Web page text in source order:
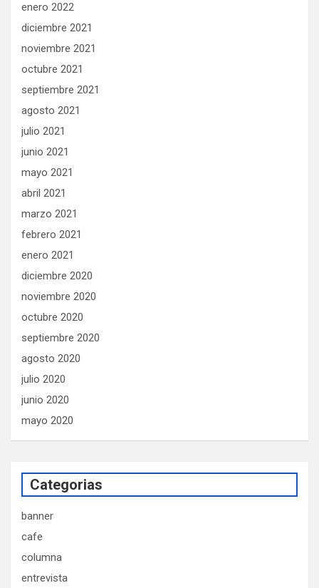
enero 2022
diciembre 2021
noviembre 2021
octubre 2021
septiembre 2021
agosto 2021
julio 2021
junio 2021
mayo 2021
abril 2021
marzo 2021
febrero 2021
enero 2021
diciembre 2020
noviembre 2020
octubre 2020
septiembre 2020
agosto 2020
julio 2020
junio 2020
mayo 2020
Categorias
banner
cafe
columna
entrevista